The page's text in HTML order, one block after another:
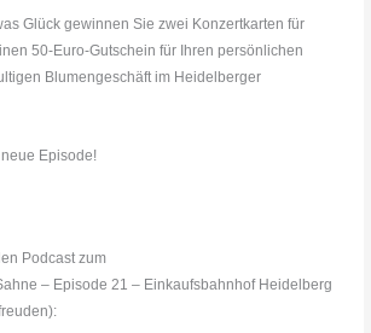
Glück gewinnen Sie zwei Konzertkarten für
50-Euro-Gutschein für Ihren persönlichen
Blumengeschäft im Heidelberger
Episode!
Podcast zum
– Episode 21 – Einkaufsbahnhof Heidelberg